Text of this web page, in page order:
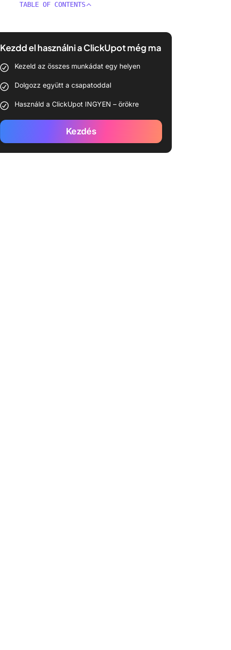
TABLE OF CONTENTS
Kezdd el használni a ClickUpot még ma
Kezeld az összes munkádat egy helyen
Dolgozz együtt a csapatoddal
Használd a ClickUpot INGYEN – örökre
Kezdés